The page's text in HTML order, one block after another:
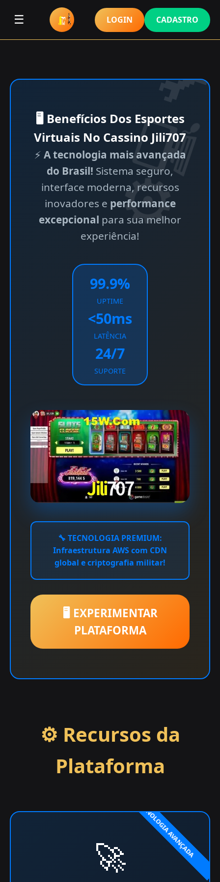
☰ LOGIN CADASTRO
🖥 Benefícios Dos Esportes
Virtuais No Cassino Jili707
⚡ A tecnologia mais avançada
do Brasil! Sistema seguro,
interface moderna, recursos
inovadores e performance
excepcional para sua melhor
experiência!
99.9%
UPTIME
<50ms
LATÊNCIA
24/7
SUPORTE
🔧 TECNOLOGIA PREMIUM:
Infraestrutura AWS com CDN
global e criptografia militar!
🖥️ EXPERIMENTAR
PLATAFORMA
⚙️ Recursos da
Plataforma
🚀